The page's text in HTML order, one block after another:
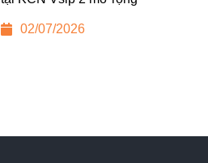
02/07/2026